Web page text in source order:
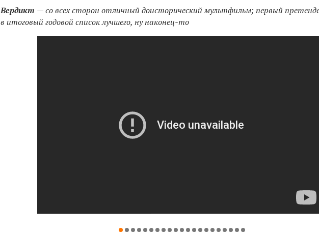
Вердикт — со всех сторон отличный доисторический мультфильм; первый
в итоговый годовой список лучшего, ну наконец-то